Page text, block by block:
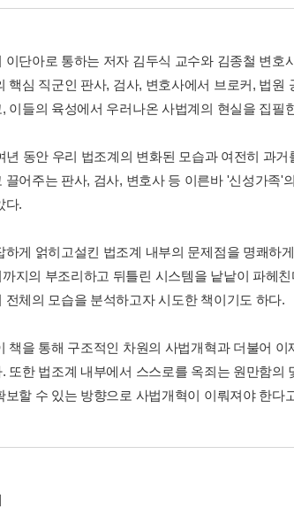
이단아로 통하는 저자 김두식 교수와 김종철 변
핵심 직군인 판사, 검사, 변호사에서 브로커, 법
이들의 육성에서 우러나온 사법계의 현실을 집필
년 동안 우리 법조계의 변화된 모습과 여전히 과
끌어주는 판사, 검사, 변호사 등 이른바 '신성가족'
다.
하게 얽히고설킨 법조계 내부의 문제점을 명쾌하
지의 부조리하고 뒤틀린 시스템을 낱낱이 파헤
전체의 모습을 분석하고자 시도한 책이기도 하다.
책을 통해 구조적인 차원의 사법개혁과 더불어
또한 법조계 내부에서 스스로를 옥죄는 원만함
보할 수 있는 방향으로 사법개혁이 이뤄져야 한다